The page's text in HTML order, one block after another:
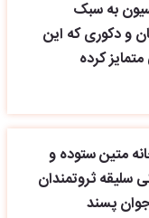
به سبک
و دکوری که این
کرده
متین ستوده و
سلیقه ثروتمندان
پسند